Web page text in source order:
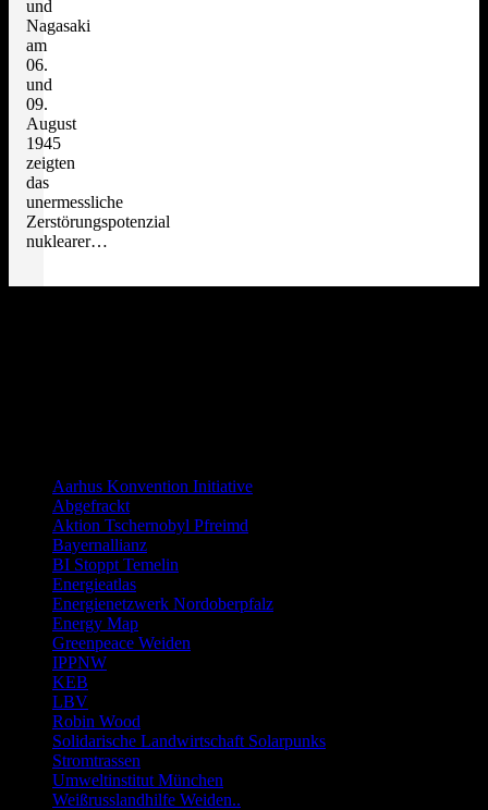
und
Nagasaki
am
06.
und
09.
August
1945
zeigten
das
unermessliche
Zerstörungspotenzial
nuklearer…
Aarhus Konvention Initiative
Abgefrackt
Aktion Tschernobyl Pfreimd
Bayernallianz
BI Stoppt Temelin
Energieatlas
Energienetzwerk Nordoberpfalz
Energy Map
Greenpeace Weiden
IPPNW
KEB
LBV
Robin Wood
Solidarische Landwirtschaft Solarpunks
Stromtrassen
Umweltinstitut München
Weißrusslandhilfe Weiden..